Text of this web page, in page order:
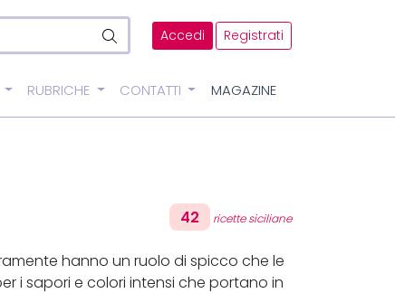
Accedi Registrati
RUBRICHE CONTATTI MAGAZINE
42 ricette siciliane
hanno un ruolo di spicco che le
i sapori e colori intensi che portano in